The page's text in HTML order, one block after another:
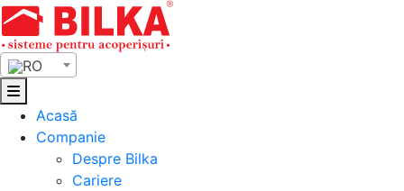
Skip
to
content
RO
Acasă
Companie
Despre Bilka
Cariere